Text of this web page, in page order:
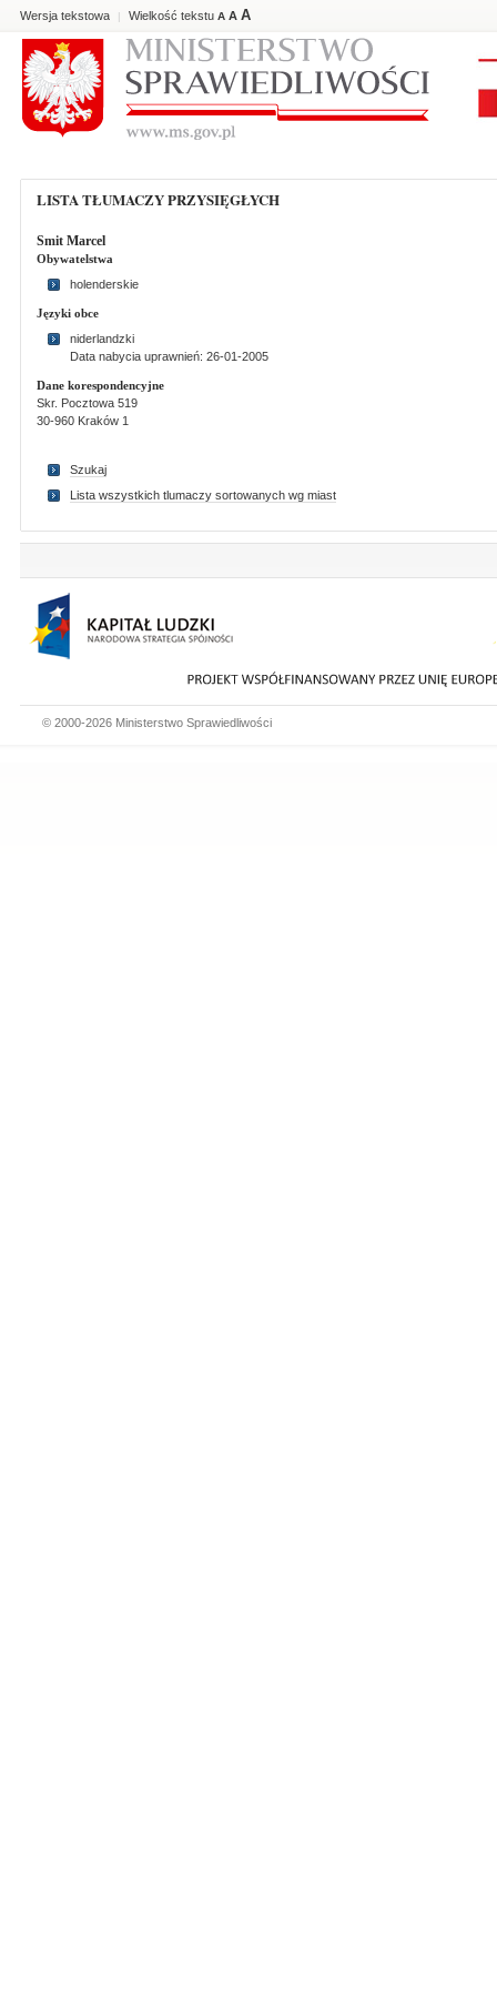
Wersja tekstowa | Wielkość tekstu A A A
LISTA TŁUMACZY PRZYSIĘGŁYCH
Smit Marcel
Obywatelstwa
holenderskie
Języki obce
niderlandzki
Data nabycia uprawnień: 26-01-2005
Dane korespondencyjne
Skr. Pocztowa 519
30-960 Kraków 1
Szukaj
Lista wszystkich tlumaczy sortowanych wg miast
© 2000-2026 Ministerstwo Sprawiedliwości